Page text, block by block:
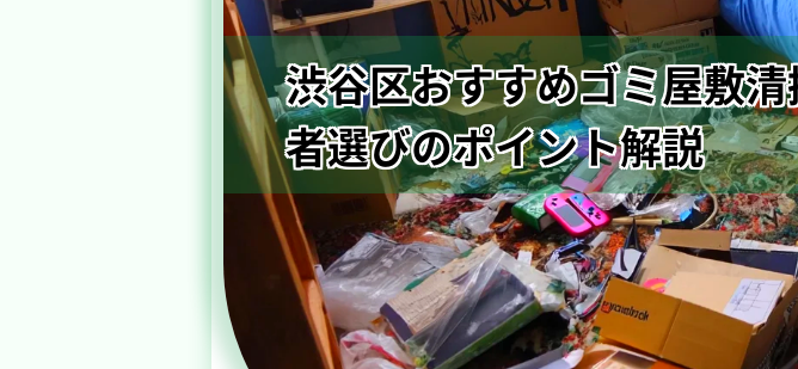
渋谷区おすすめゴミ屋敷
者選びのポイント解説